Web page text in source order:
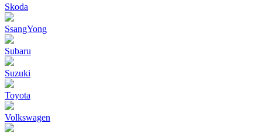
Skoda
SsangYong
Subaru
Suzuki
Toyota
Volkswagen